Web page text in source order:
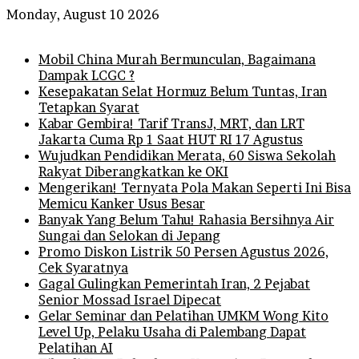
Monday, August 10 2026
Mobil China Murah Bermunculan, Bagaimana
Dampak LCGC ?
Kesepakatan Selat Hormuz Belum Tuntas, Iran
Tetapkan Syarat
Kabar Gembira! Tarif TransJ, MRT, dan LRT
Jakarta Cuma Rp 1 Saat HUT RI 17 Agustus
Wujudkan Pendidikan Merata, 60 Siswa Sekolah
Rakyat Diberangkatkan ke OKI
Mengerikan! Ternyata Pola Makan Seperti Ini Bisa
Memicu Kanker Usus Besar
Banyak Yang Belum Tahu! Rahasia Bersihnya Air
Sungai dan Selokan di Jepang
Promo Diskon Listrik 50 Persen Agustus 2026,
Cek Syaratnya
Gagal Gulingkan Pemerintah Iran, 2 Pejabat
Senior Mossad Israel Dipecat
Gelar Seminar dan Pelatihan UMKM Wong Kito
Level Up, Pelaku Usaha di Palembang Dapat
Pelatihan AI